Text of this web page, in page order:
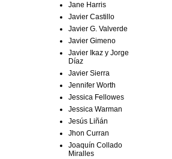
Jane Harris
Javier Castillo
Javier G. Valverde
Javier Gimeno
Javier Ikaz y Jorge
Díaz
Javier Sierra
Jennifer Worth
Jessica Fellowes
Jessica Warman
Jesús Liñán
Jhon Curran
Joaquín Collado
Miralles